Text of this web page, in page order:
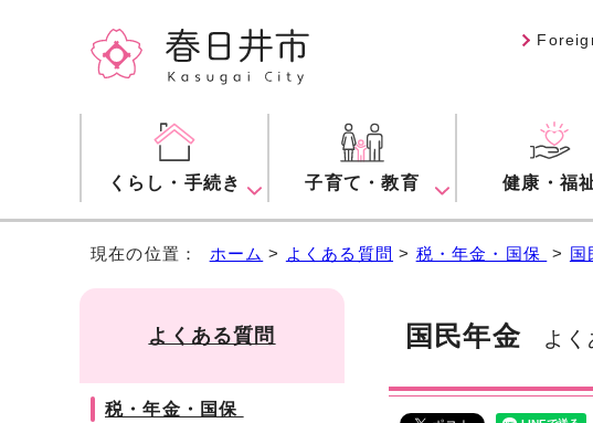
くらし・手続き 子育て・教育 健康・福
現在の位置： ホーム > よくある質問 > 税・年金・国保 > 国
国民年金よく
よくある質問
税・年金・国保